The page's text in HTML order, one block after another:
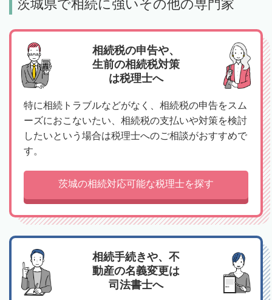
茨城県で相続に強いその他の専門家
相続税の申告や、
生前の相続税対策
は税理士へ
特に相続トラブルなどがなく、相続税の申告をスム
ーズにおこないたい、相続税の支払いや対策を検討
したいという場合は税理士へのご相談がおすすめで
す。
茨城の相続対応可能な税理士を探す
相続手続きや、不
動産の名義変更は
司法書士へ